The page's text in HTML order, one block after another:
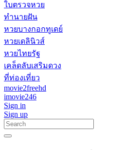
ใบตรวจหวย
ทำนายฝัน
หวยบางกอกทูเดย์
หวยเดลินิวส์
หวยไทยรัฐ
เคล็ดลับเสริมดวง
ที่ท่องเที่ยว
movie2freehd
imovie246
Sign in
Sign up